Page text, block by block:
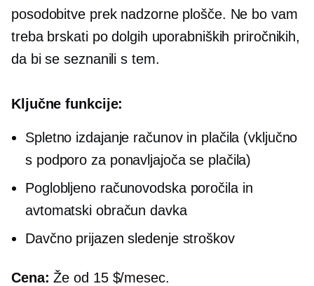
posodobitve prek nadzorne plošče. Ne bo vam
treba brskati po dolgih uporabniških priročnikih,
da bi se seznanili s tem.
Ključne funkcije:
Spletno izdajanje računov in plačila (vključno
s podporo za ponavljajoča se plačila)
Poglobljenoračunovodska poročila in
avtomatski obračun davka
Davčno prijazen sledenje stroškov
Cena:Že od 15 $/mesec.